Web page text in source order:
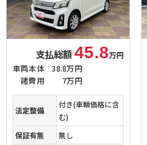
支払総額45.8万円
車両本体
38.8万円
諸費用
7万円
法定整備
付き(車輌価格に含
む)
保証有無
無し